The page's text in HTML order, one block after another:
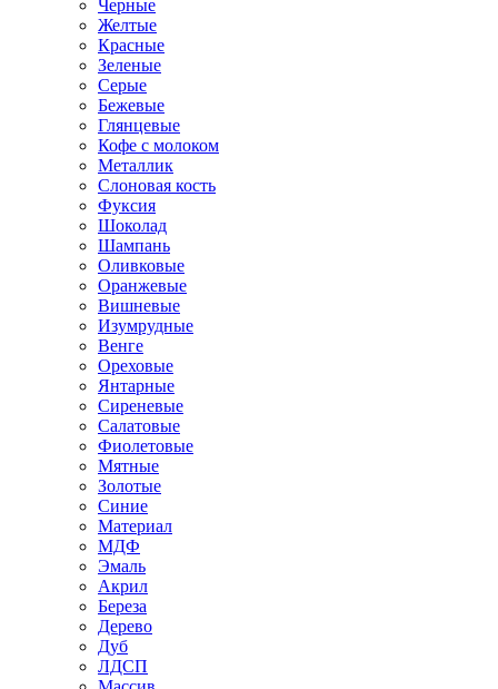
Черные
Желтые
Красные
Зеленые
Серые
Бежевые
Глянцевые
Кофе с молоком
Металлик
Слоновая кость
Фуксия
Шоколад
Шампань
Оливковые
Оранжевые
Вишневые
Изумрудные
Венге
Ореховые
Янтарные
Сиреневые
Салатовые
Фиолетовые
Мятные
Золотые
Синие
Материал
МДФ
Эмаль
Акрил
Береза
Дерево
Дуб
ЛДСП